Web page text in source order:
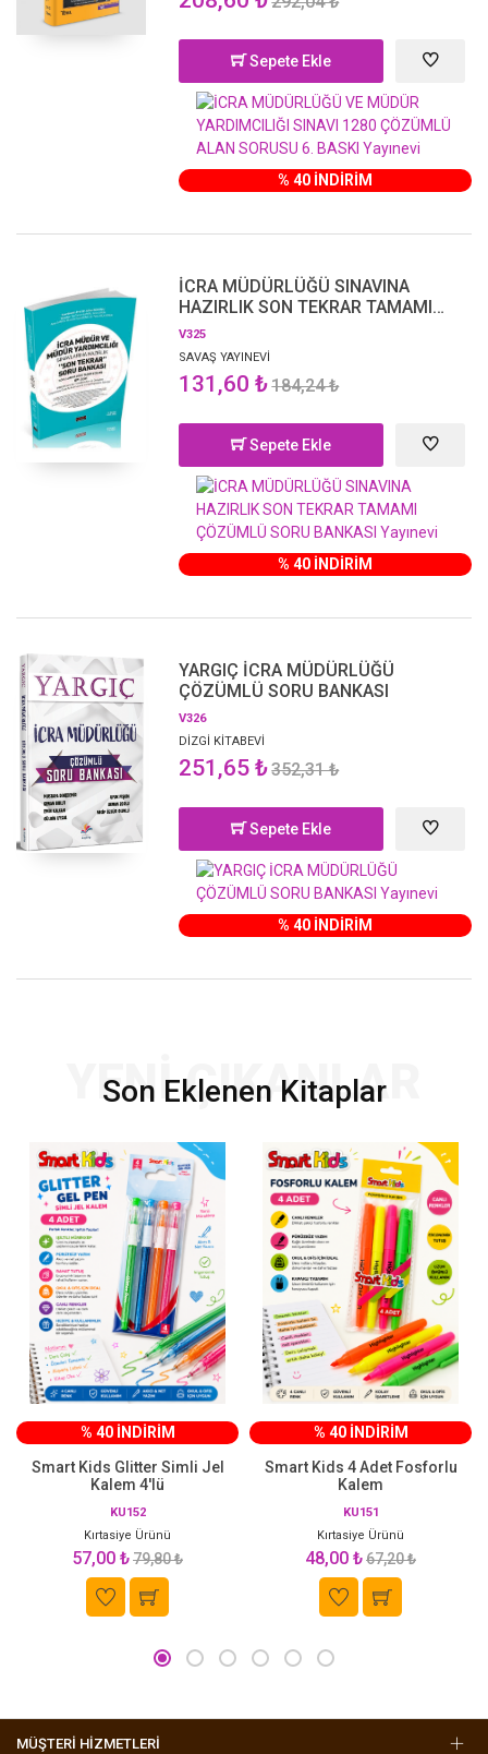
Sepete Ekle
% 40 İNDİRİM
İCRA MÜDÜRLÜĞÜ SINAVINA
HAZIRLIK SON TEKRAR TAMAMI
ÇÖZÜMLÜ SORU BANKASI
V325
SAVAŞ YAYINEVİ
131,60 ₺184,24 ₺
Sepete Ekle
% 40 İNDİRİM
YARGIÇ İCRA MÜDÜRLÜĞÜ
ÇÖZÜMLÜ SORU BANKASI
V326
DİZGİ KİTABEVİ
251,65 ₺352,31 ₺
Sepete Ekle
% 40 İNDİRİM
Son Eklenen Kitaplar
YENİ ÇIKANLAR
% 40 İNDİRİM
Smart Kids Glitter Simli Jel
Kalem 4'lü
KU152
Kırtasiye Ürünü
57,00 ₺79,80 ₺
% 40 İNDİRİM
Smart Kids 4 Adet Fosforlu
Kalem
KU151
Kırtasiye Ürünü
48,00 ₺67,20 ₺
MÜŞTERİ HİZMETLERİ